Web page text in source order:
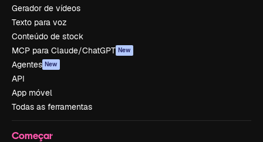
Gerador de vídeos
Texto para voz
Conteúdo de stock
MCP para Claude/ChatGPT New
Agentes New
API
App móvel
Todas as ferramentas
Começar